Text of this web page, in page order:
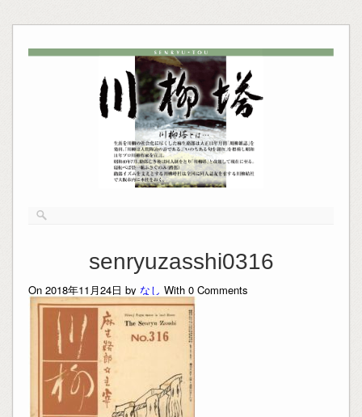
senryuzasshi0316
On 2018年11月24日 by なし With 0Comments